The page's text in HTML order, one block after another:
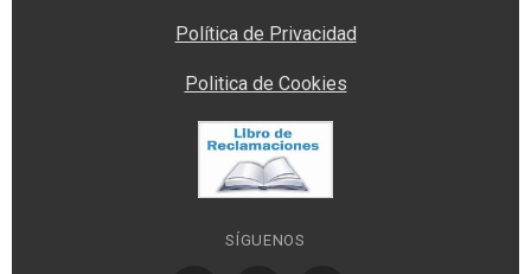
Política de Privacidad
Politica de Cookies
SÍGUENOS